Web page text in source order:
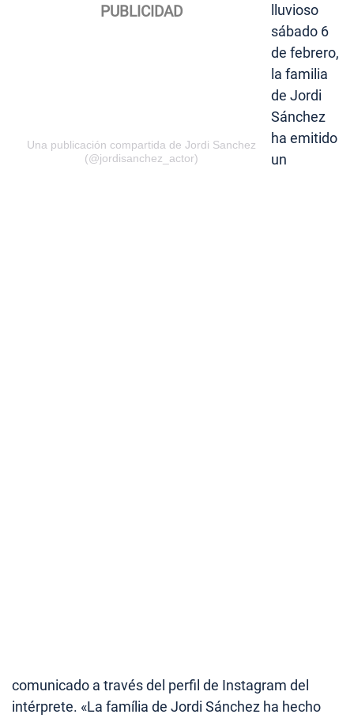
Una publicación compartida de Jordi Sanchez
(@jordisanchez_actor)
lluvioso
sábado 6
de febrero,
la familia
de Jordi
Sánchez
ha emitido
un
comunicado a través del perfil de Instagram del
intérprete. «La família de Jordi Sánchez ha hecho